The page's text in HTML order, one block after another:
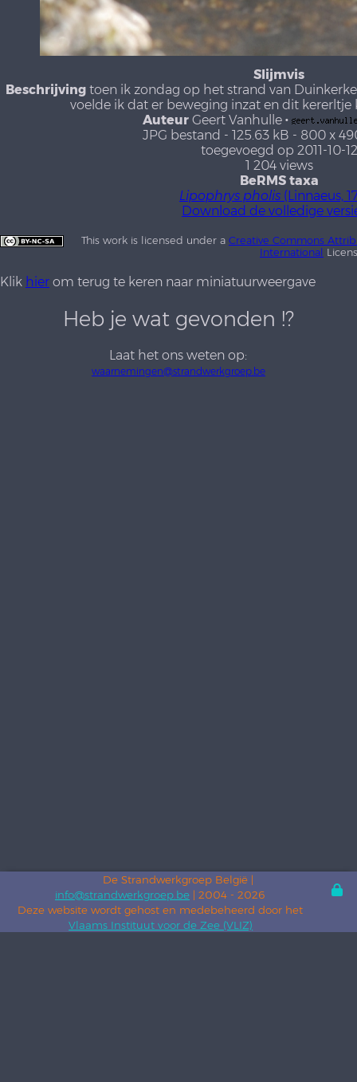
Slijmvis
Beschrijving toen ik zondag op het strand van
voelde ik dat er beweging inzat en dit
Auteur Geert Vanhulle ·
JPG bestand - 125.63 kB - 800 x
toegevoegd op 2011-10-12
1 204 views
BeRMS taxa
Lipophrys pholis (Linnaeus,
Download de volledige
This work is licensed under a Creative Commons
International
Klik hier om terug te keren naar miniatuurweergave
Heb je wat gevonden !?
Laat het ons weten op:
waarnemingen@strandwerkgroep.be
De Strandwerkgroep België |
info@strandwerkgroep.be | 2004 - 2026
Deze website wordt gehost en medebeheerd door het
Vlaams Instituut voor de Zee (VLIZ)